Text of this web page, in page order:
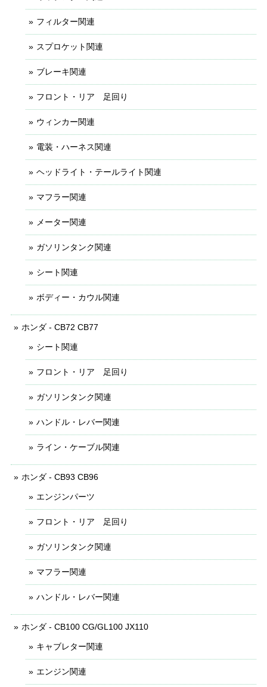
フィルター関連
スプロケット関連
ブレーキ関連
フロント・リア 足回り
ウィンカー関連
電装・ハーネス関連
ヘッドライト・テールライト関連
マフラー関連
メーター関連
ガソリンタンク関連
シート関連
ボディー・カウル関連
ホンダ - CB72 CB77
シート関連
フロント・リア 足回り
ガソリンタンク関連
ハンドル・レバー関連
ライン・ケーブル関連
ホンダ - CB93 CB96
エンジンパーツ
フロント・リア 足回り
ガソリンタンク関連
マフラー関連
ハンドル・レバー関連
ホンダ - CB100 CG/GL100 JX110
キャブレター関連
エンジン関連